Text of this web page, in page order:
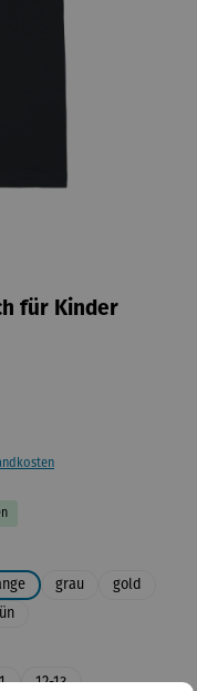
für Kinder
grau
gold
12-13